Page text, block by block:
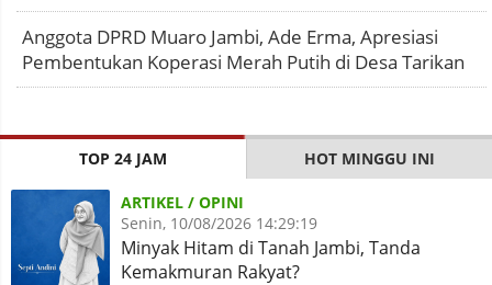
Anggota DPRD Muaro Jambi, Ade Erma, Apresiasi
Pembentukan Koperasi Merah Putih di Desa Tarikan
TOP 24 JAM HOT MINGGU INI
ARTIKEL / OPINI
Senin, 10/08/2026 14:29:19
Minyak Hitam di Tanah Jambi, Tanda
Kemakmuran Rakyat?